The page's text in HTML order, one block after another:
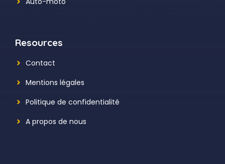
Resources
Contact
Mentions légales
Politique de confidentialité
A propos de nous